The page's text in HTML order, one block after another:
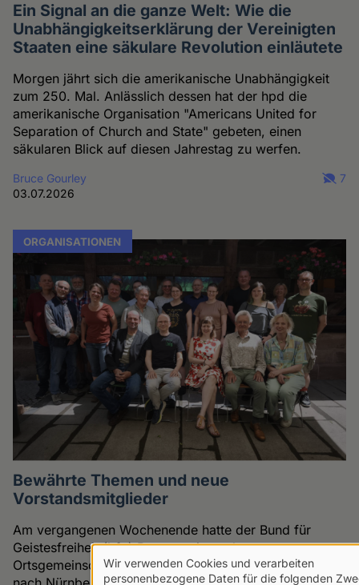
Ein Signal an die ganze Welt: Wie die
Unabhängigkeitserklärung der Vereinigten
Staaten eine säkulare Revolution einläutete
Morgen jährt sich die amerikanische Unabhängigkeit
zum 250. Mal. Anlässlich dessen hat der hpd die
amerikanische Organisation "Americans United for
Separation of Church and State" gebeten, einen
säkularen Blick auf diesen Jahrestag zu werfen.
Bruce Gourley
03.07.2026
7
ORGANISATIONEN
Bewährte Themen und neue
Vorstandsmitglieder
Am vergangenen Wochenende hatte der Bund für
Geistesfreiheit (bfg) Bayern seine zehn
Ortsgemeinschaften zur Jahreshauptversammlung
Verwendung
Wir verwenden Cookies und verarbeiten
personenbezogene Daten für die folgenden